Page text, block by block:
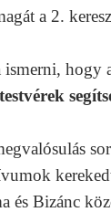
a 2.
hogy
és Bizánc